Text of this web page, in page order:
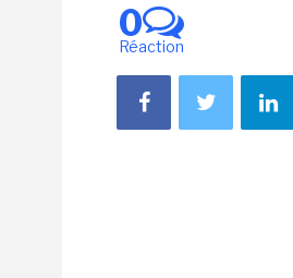
0
Réaction